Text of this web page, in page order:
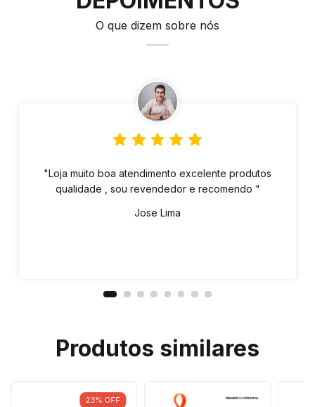
O que dizem sobre nós
"Loja muito boa atendimento excelente produtos
qualidade , sou revendedor e recomendo "
Jose Lima
Produtos similares
23% OFF